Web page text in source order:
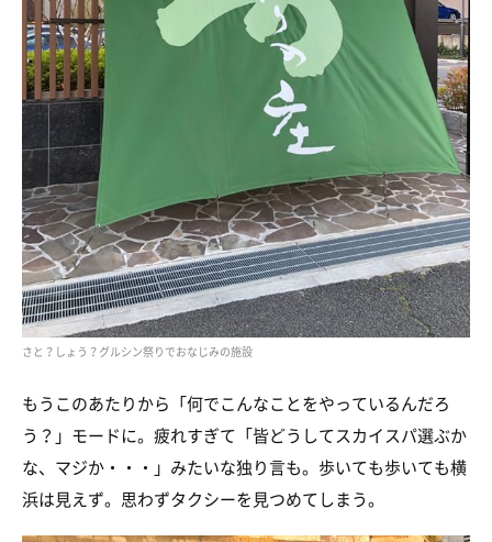
さと？しょう？グルシン祭りでおなじみの施設
もうこのあたりから「何でこんなことをやっているんだろ
う？」モードに。疲れすぎて「皆どうしてスカイスパ選ぶか
な、マジか・・・」みたいな独り言も。歩いても歩いても横
浜は見えず。思わずタクシーを見つめてしまう。